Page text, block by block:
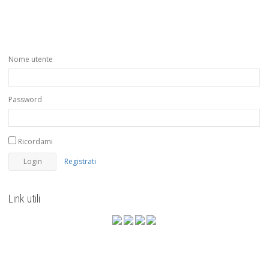
Nome utente
Password
Ricordami
Registrati
Link utili